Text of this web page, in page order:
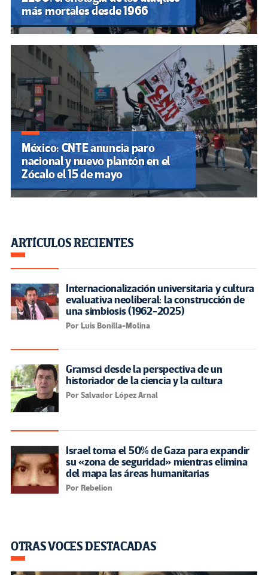
más mortales desde 1966
México: CNTE anuncia paro
nacional y nuevo plantón en el
Zócalo el 15 de mayo
ARTÍCULOS RECIENTES
Internacionalización universitaria y cultura
evaluativa neoliberal: la construcción de
una simbiosis (1962-2025)
Por Luis Bonilla-Molina
Gramsci desde la perspectiva de un
historiador de la ciencia y la cultura
Por Salvador López Arnal
Israel toma el 50% de Gaza para expandir
su «zona de seguridad» mientras elimina
del mapa las áreas humanitarias
Por Rebelion
OTRAS VOCES DESTACADAS